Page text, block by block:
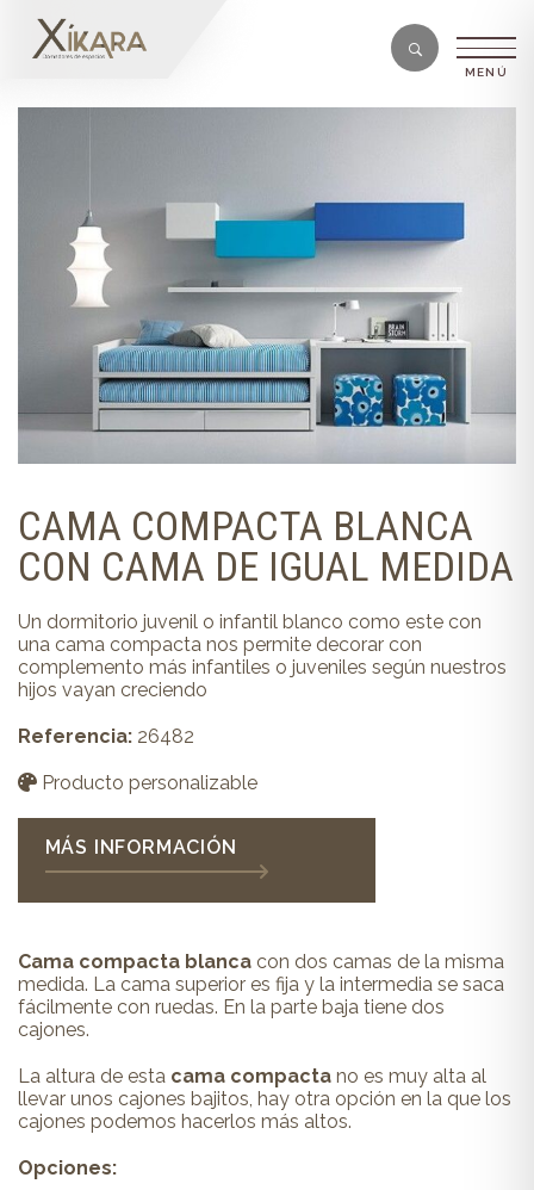
CAMA COMPACTA BLANCA
CON CAMA DE IGUAL MEDIDA
Un dormitorio juvenil o infantil blanco como este con
una cama compacta nos permite decorar con
complemento más infantiles o juveniles según nuestros
hijos vayan creciendo
Referencia: 26482
Producto personalizable
MÁS INFORMACIÓN
Cama compacta blanca con dos camas de la misma
medida. La cama superior es fija y la intermedia se saca
fácilmente con ruedas. En la parte baja tiene dos
cajones.
La altura de esta cama compacta no es muy alta al
llevar unos cajones bajitos, hay otra opción en la que los
cajones podemos hacerlos más altos.
Opciones: